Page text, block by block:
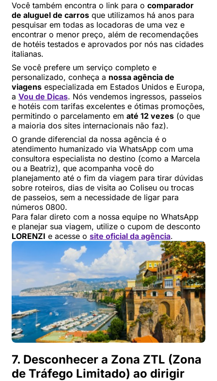
Você também encontra o link para o comparador
de aluguel de carros que utilizamos há anos para
pesquisar em todas as locadoras de uma vez e
encontrar o menor preço, além de recomendações
de hotéis testados e aprovados por nós nas cidades
italianas.
Se você prefere um serviço completo e
personalizado, conheça a nossa agência de
viagens especializada em Estados Unidos e Europa,
a Vou de Dicas. Nós vendemos ingressos, passeios
e hotéis com tarifas excelentes e ótimas promoções,
permitindo o parcelamento em até 12 vezes (o que
a maioria dos sites internacionais não faz).
O grande diferencial da nossa agência é o
atendimento humanizado via WhatsApp com uma
consultora especialista no destino (como a Marcela
ou a Beatriz), que acompanha você do
planejamento até o fim da viagem para tirar dúvidas
sobre roteiros, dias de visita ao Coliseu ou trocas
de passeios, sem a necessidade de ligar para
números 0800.
Para falar direto com a nossa equipe no WhatsApp
e planejar sua viagem, utilize o cupom de desconto
LORENZI e acesse o site oficial da agência.
7. Desconhecer a Zona ZTL (Zona
de Tráfego Limitado) ao dirigir